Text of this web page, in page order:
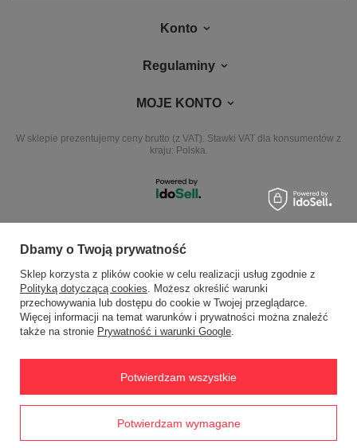
Konto
Regulaminy
MOJE KONTO
W sklepie prezentujemy ceny brutto (z VAT). Stawki VAT dla konsumentów z
kraju: Polska
NASZE ODZNAKI
wyróżnienia są przyznawane przez
EWIMAX,Jana Kasprowicza 24,64-330Opalenica
Dbamy o Twoją prywatność
Sklep korzysta z plików cookie w celu realizacji usług zgodnie z
Polityką dotyczącą cookies. Możesz określić warunki
przechowywania lub dostępu do cookie w Twojej przeglądarce.
Więcej informacji na temat warunków i prywatności można znaleźć
także na stronie Prywatność i warunki Google.
Potwierdzam wymagane
Potwierdzam wszystkie